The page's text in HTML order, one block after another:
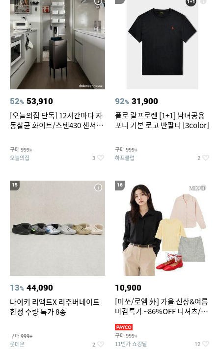
52% 53,910
[오늘의집 단독] 12시간마다 자
동살균 화이트/스텐430 센서휴
구매 999+
오늘의집 3
92% 31,900
폴로 랄프로렌 [1+1] 남녀공용
포니 기본 로고 반팔티 [3color]
구매 999+
하프클럽 2
15
13% 44,090
나이키 리액트X 리주버네이트
한정 수량 특가 8종
구매 999+
롯데온 2
16
10,900
[미쏘/로엠 外] 가을 신상&여름
마감특가 ~86%OFF 티셔츠/슬
구매 999+
11번가 쇼킹딜 12